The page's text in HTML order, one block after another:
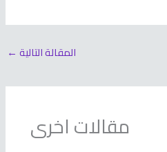
المقالة التالية ←
مقالات اخرى